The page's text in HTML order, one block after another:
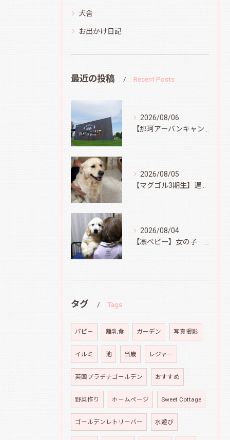
犬舎
お出かけ日記
最近の投稿 Recent Posts
2026/08/06
2026/08/05
2026/08/04
タグ Tags
パピ－ 離乳食 ガーデン 写真撮影
イルミ 池 当歳 レジャー
英国プラチナゴールデン おすすめ
野菜作り ホームページ Sweet Cottage
ゴールデンレトリーバー 水遊び